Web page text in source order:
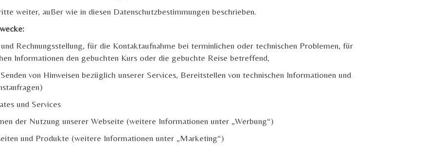
weiter, außer wie in diesen Datenschutzbestimmungen beschrieben.
Rechnungsstellung, für die Kontaktaufnahme bei terminlichen oder technischen Problemen, für
Informationen den gebuchten Kurs oder die gebuchte Reise betreffend,
von Hinweisen bezüglich unserer Services, Bereitstellen von technischen Informationen und
und Services
der Nutzung unserer Webseite (weitere Informationen unter „Werbung“)
und Produkte (weitere Informationen unter „Marketing“)